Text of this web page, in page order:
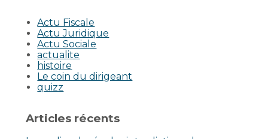
Actu Fiscale
Actu Juridique
Actu Sociale
actualite
histoire
Le coin du dirigeant
quizz
Articles récents